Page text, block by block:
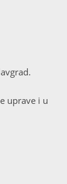
uprave i u